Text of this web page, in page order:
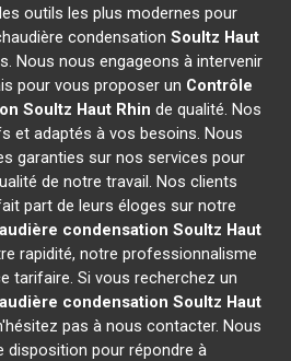
outils les plus modernes pour
condensationSoultz Haut
Nous nous engageons à intervenir
pour vous proposer un Contrôle
Soultz Haut Rhin de qualité. Nos
et adaptés à vos besoins. Nous
garanties sur nos services pour
de notre travail. Nos clients
part de leurs éloges sur notre
condensation Soultz Haut
rapidité, notre professionnalisme
tarifaire. Si vous recherchez un
condensation Soultz Haut
pas à nous contacter. Nous
disposition pour répondre à